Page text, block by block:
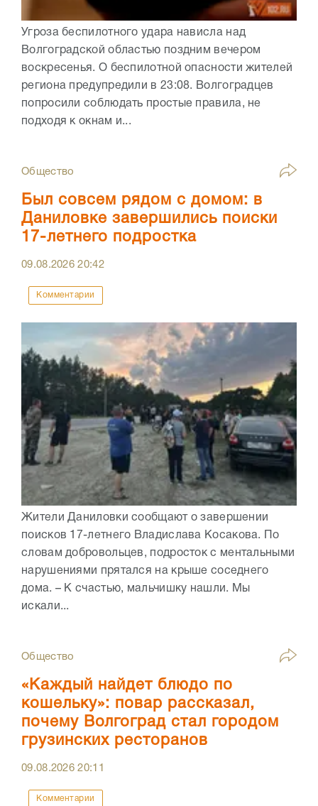
Угроза беспилотного удара нависла над
Волгоградской областью поздним вечером
воскресенья. О беспилотной опасности жителей
региона предупредили в 23:08. Волгоградцев
попросили соблюдать простые правила, не
подходя к окнам и...
Общество
Был совсем рядом с домом: в
Даниловке завершились поиски
17-летнего подростка
09.08.202620:42
Комментарии
Жители Даниловки сообщают о завершении
поисков 17-летнего Владислава Косакова. По
словам добровольцев, подросток с ментальными
нарушениями прятался на крыше соседнего
дома. – К счастью, мальчишку нашли. Мы
искали...
Общество
«Каждый найдет блюдо по
кошельку»: повар рассказал,
почему Волгоград стал городом
грузинских ресторанов
09.08.202620:11
Комментарии